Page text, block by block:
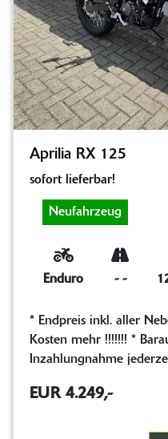
Aprilia RX 125
sofort lieferbar!
Neufahrzeug
Enduro - -
* Endpreis inkl. aller
Kosten mehr !!!!!!! *
Inzahlungnahme
EUR 4.249,-